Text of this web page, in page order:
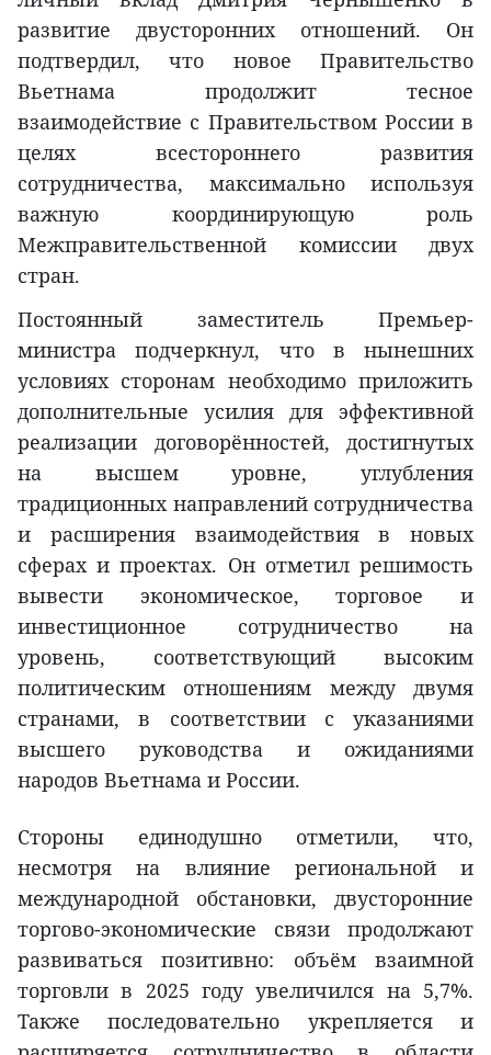
развитие двусторонних отношений. Он
подтвердил, что новое Правительство
Вьетнама продолжит тесное
взаимодействие с Правительством России в
целях всестороннего развития
сотрудничества, максимально используя
важную координирующую роль
Межправительственной комиссии двух
стран.
Постоянный заместитель Премьер-
министра подчеркнул, что в нынешних
условиях сторонам необходимо приложить
дополнительные усилия для эффективной
реализации договорённостей, достигнутых
на высшем уровне, углубления
традиционных направлений сотрудничества
и расширения взаимодействия в новых
сферах и проектах. Он отметил решимость
вывести экономическое, торговое и
инвестиционное сотрудничество на
уровень, соответствующий высоким
политическим отношениям между двумя
странами, в соответствии с указаниями
высшего руководства и ожиданиями
народов Вьетнама и России.
Стороны единодушно отметили, что,
несмотря на влияние региональной и
международной обстановки, двусторонние
торгово-экономические связи продолжают
развиваться позитивно: объём взаимной
торговли в 2025 году увеличился на 5,7%.
Также последовательно укрепляется и